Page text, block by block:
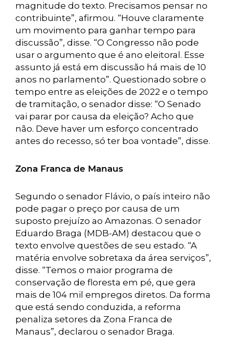
magnitude do texto. Precisamos pensar no
contribuinte”, afirmou. “Houve claramente
um movimento para ganhar tempo para
discussão”, disse. “O Congresso não pode
usar o argumento que é ano eleitoral. Esse
assunto já está em discussão há mais de 10
anos no parlamento”. Questionado sobre o
tempo entre as eleições de 2022 e o tempo
de tramitação, o senador disse: “O Senado
vai parar por causa da eleição? Acho que
não. Deve haver um esforço concentrado
antes do recesso, só ter boa vontade”, disse.
Zona Franca de Manaus
Segundo o senador Flávio, o país inteiro não
pode pagar o preço por causa de um
suposto prejuízo ao Amazonas. O senador
Eduardo Braga (MDB-AM) destacou que o
texto envolve questões de seu estado. “A
matéria envolve sobretaxa da área serviços”,
disse. “Temos o maior programa de
conservação de floresta em pé, que gera
mais de 104 mil empregos diretos. Da forma
que está sendo conduzida, a reforma
penaliza setores da Zona Franca de
Manaus”, declarou o senador Braga.